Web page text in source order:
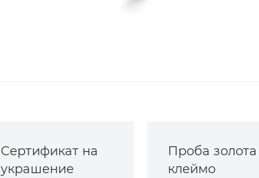
Сертификат на
украшение
Проба
клеймо